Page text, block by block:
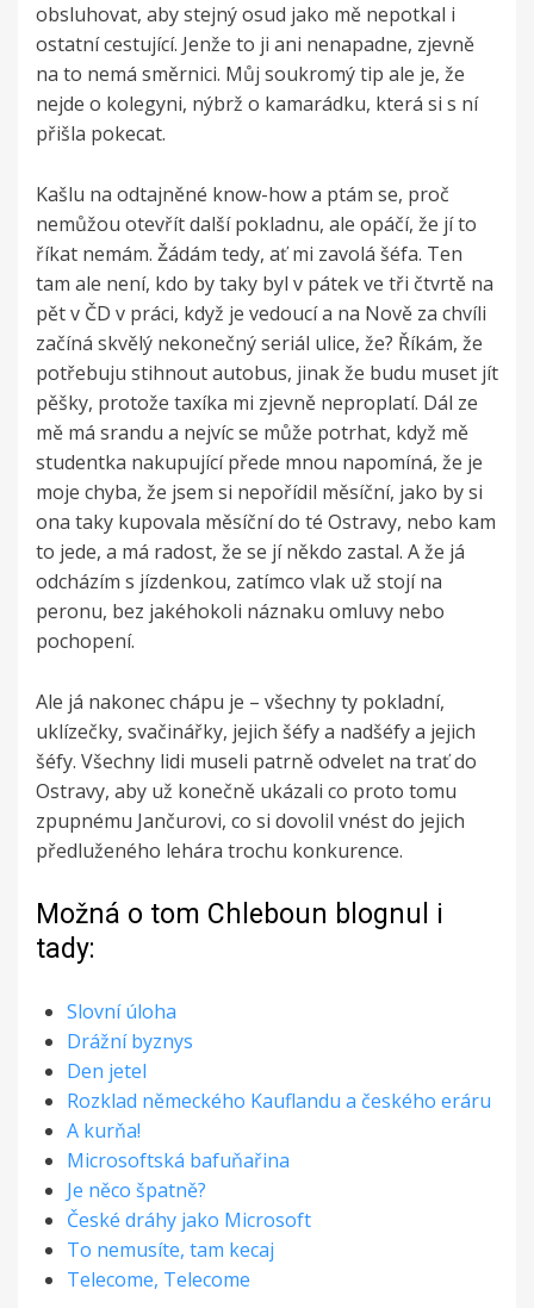
obsluhovat, aby stejný osud jako mě nepotkal i
ostatní cestující. Jenže to ji ani nenapadne, zjevně
na to nemá směrnici. Můj soukromý tip ale je, že
nejde o kolegyni, nýbrž o kamarádku, která si s ní
přišla pokecat.
Kašlu na odtajněné know-how a ptám se, proč
nemůžou otevřít další pokladnu, ale opáčí, že jí to
říkat nemám. Žádám tedy, ať mi zavolá šéfa. Ten
tam ale není, kdo by taky byl v pátek ve tři čtvrtě na
pět v ČD v práci, když je vedoucí a na Nově za chvíli
začíná skvělý nekonečný seriál ulice, že? Říkám, že
potřebuju stihnout autobus, jinak že budu muset jít
pěšky, protože taxíka mi zjevně neproplatí. Dál ze
mě má srandu a nejvíc se může potrhat, když mě
studentka nakupující přede mnou napomíná, že je
moje chyba, že jsem si nepořídil měsíční, jako by si
ona taky kupovala měsíční do té Ostravy, nebo kam
to jede, a má radost, že se jí někdo zastal. A že já
odcházím s jízdenkou, zatímco vlak už stojí na
peronu, bez jakéhokoli náznaku omluvy nebo
pochopení.
Ale já nakonec chápu je – všechny ty pokladní,
uklízečky, svačinářky, jejich šéfy a nadšéfy a jejich
šéfy. Všechny lidi museli patrně odvelet na trať do
Ostravy, aby už konečně ukázali co proto tomu
zpupnému Jančurovi, co si dovolil vnést do jejich
předluženého lehára trochu konkurence.
Možná o tom Chleboun blognul i
tady:
Slovní úloha
Drážní byznys
Den jetel
Rozklad německého Kauflandu a českého eráru
A kurňa!
Microsoftská bafuňařina
Je něco špatně?
České dráhy jako Microsoft
To nemusíte, tam kecaj
Telecome, Telecome